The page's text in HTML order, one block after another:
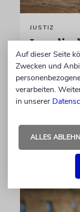
JUSTIZ
Tötung
Der getötete
Siedlergewalt
Jetzt steht
Auf dieser Seite
Zwecken und
verarbeiten.
in unserer
ALLES